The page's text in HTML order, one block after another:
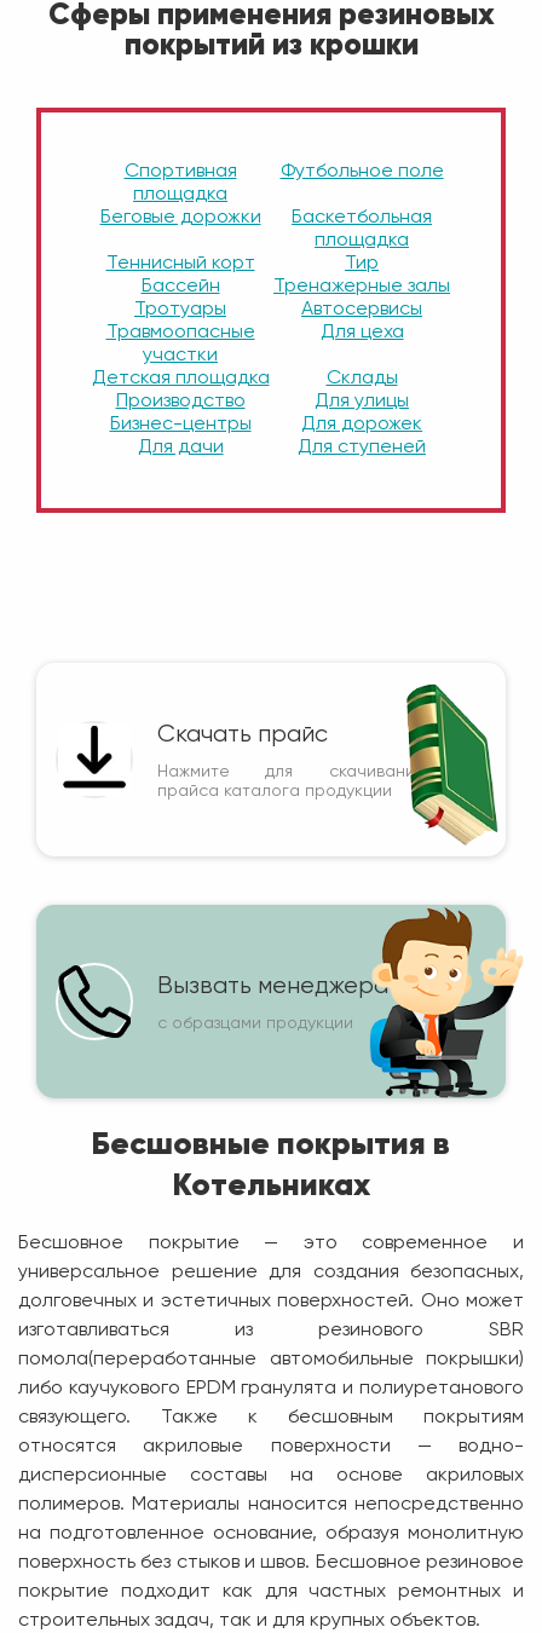
Сферы применения резиновых
покрытий из крошки
Спортивная
площадка
Футбольное поле
Беговые дорожки
Баскетбольная
площадка
Теннисный корт
Тир
Бассейн
Тренажерные залы
Тротуары
Автосервисы
Травмоопасные
участки
Для цеха
Детская площадка
Склады
Производство
Для улицы
Бизнес-центры
Для дорожек
Для дачи
Для ступеней
Скачать прайс
Нажмите для скачивания
прайса каталога продукции
Вызвать менеджера
с образцами продукции
Бесшовные покрытия в
Котельниках
Бесшовное покрытие — это современное и
универсальное решение для создания безопасных,
долговечных и эстетичных поверхностей. Оно может
изготавливаться из резинового SBR
помола(переработанные автомобильные покрышки)
либо каучукового EPDM гранулята и полиуретанового
связующего. Также к бесшовным покрытиям
относятся акриловые поверхности — водно-
дисперсионные составы на основе акриловых
полимеров. Материалы наносится непосредственно
на подготовленное основание, образуя монолитную
поверхность без стыков и швов. Бесшовное резиновое
покрытие подходит как для частных ремонтных и
строительных задач, так и для крупных объектов.